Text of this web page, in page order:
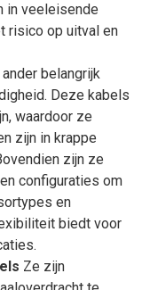
in veeleisende
risico op uitval en
ander belangrijk
Deze kabels
waardoor ze
zijn in krappe
zijn ze
configuraties om
en
biedt voor
Ze zijn